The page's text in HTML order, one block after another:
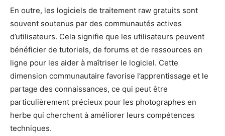
En outre, les logiciels de traitement raw gratuits sont
souvent soutenus par des communautés actives
d’utilisateurs. Cela signifie que les utilisateurs peuvent
bénéficier de tutoriels, de forums et de ressources en
ligne pour les aider à maîtriser le logiciel. Cette
dimension communautaire favorise l’apprentissage et le
partage des connaissances, ce qui peut être
particulièrement précieux pour les photographes en
herbe qui cherchent à améliorer leurs compétences
techniques.